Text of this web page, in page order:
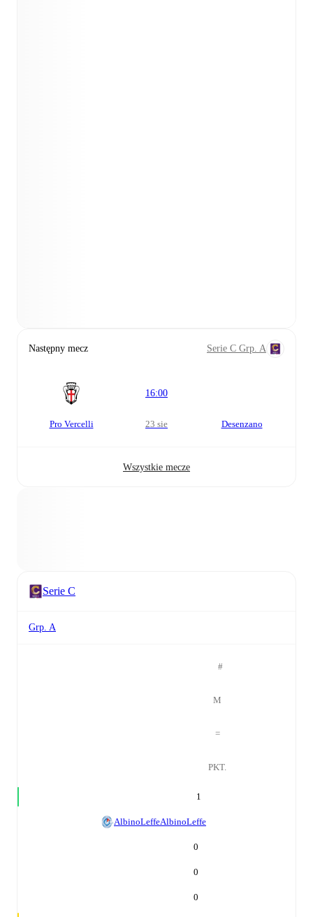
Następny mecz Serie C Grp. A
Pro Vercelli
16:00
23 sie Desenzano
Wszystkie mecze
Serie C
Grp. A
#
M
=
PKT.
1
AlbinoLeffeAlbinoLeffe
0
0
0